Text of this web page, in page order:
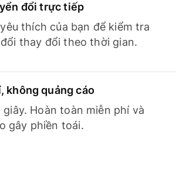
đổi trực tiếp
thích của bạn để kiểm tra
thay đổi theo thời gian.
không quảng cáo
Hoàn toàn miễn phí và
gây phiền toái.